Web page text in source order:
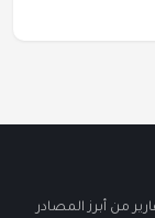
من أبرز المصادر